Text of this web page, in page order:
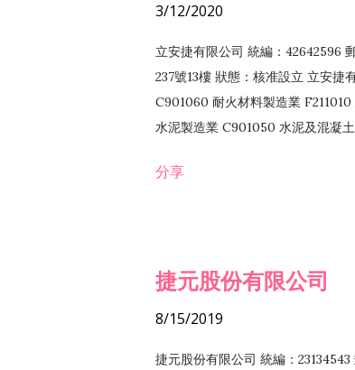
3/12/2020
立安捷有限公司 統編：42642596
237號13樓 狀態：核准設立 立安捷
C901060 耐火材料製造業
水泥製造業 C901050 水泥及混凝
EZ99990 其他工程業 F102170 食
分享
捷元股份有限公司
8/15/2019
捷元股份有限公司 統編：